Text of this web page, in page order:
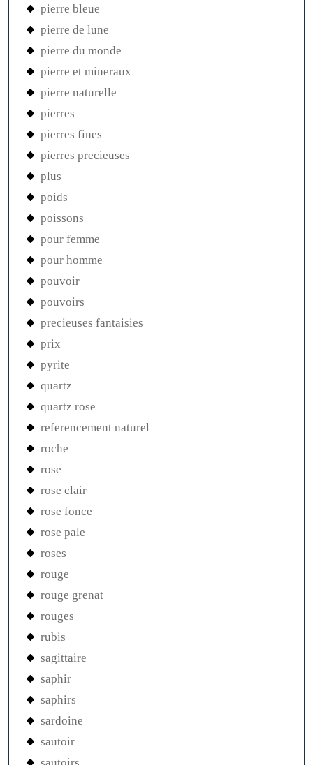
pierre bleue
pierre de lune
pierre du monde
pierre et mineraux
pierre naturelle
pierres
pierres fines
pierres precieuses
plus
poids
poissons
pour femme
pour homme
pouvoir
pouvoirs
precieuses fantaisies
prix
pyrite
quartz
quartz rose
referencement naturel
roche
rose
rose clair
rose fonce
rose pale
roses
rouge
rouge grenat
rouges
rubis
sagittaire
saphir
saphirs
sardoine
sautoir